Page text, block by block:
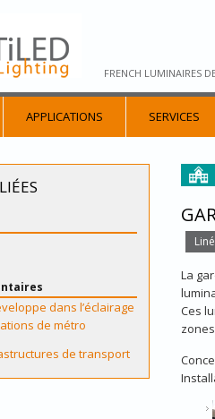
FRENCH LUMINAIRES
APPLICATIONS SERVICES
La
Ces
dans l’éclairage
de métro
de transport